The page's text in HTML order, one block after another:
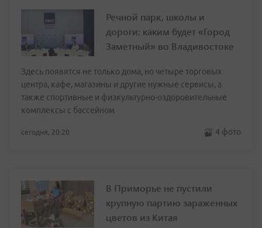
Речной парк, школы и
дороги: каким будет «Город
Заметный» во Владивостоке
Здесь появятся не только дома, но четыре торговых
центра, кафе, магазины и другие нужные сервисы, а
также спортивные и физкультурно-оздоровительные
комплексы с бассейном
сегодня, 20:20 4 фото
В Приморье не пустили
крупную партию зараженных
цветов из Китая